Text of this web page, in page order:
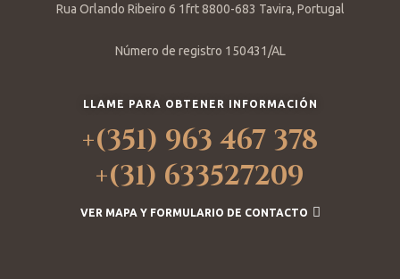
Rua Orlando Ribeiro 6 1frt 8800-683 Tavira, Portugal
Número de registro 150431/AL
LLAME PARA OBTENER INFORMACIÓN
+(351) 963 467 378
+(31) 633527209
VER MAPA Y FORMULARIO DE CONTACTO